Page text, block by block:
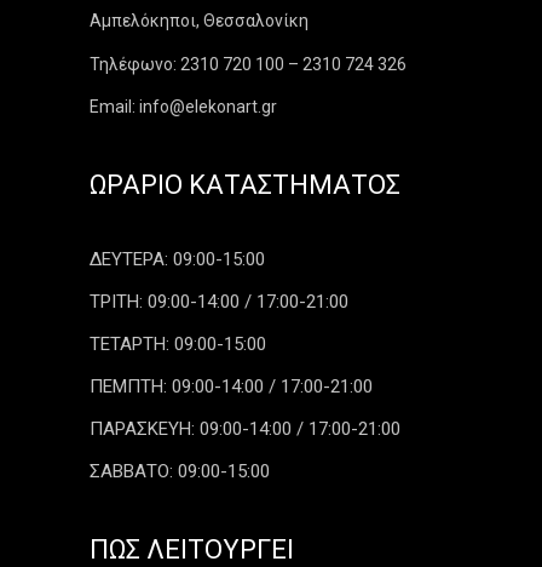
Αμπελόκηποι, Θεσσαλονίκη
Τηλέφωνο: 2310 720 100 – 2310 724 326
Email: info@elekonart.gr
ΩΡΆΡΙΟ ΚΑΤΑΣΤΉΜΑΤΟΣ
ΔΕΥΤΕΡΑ: 09:00-15:00
ΤΡΙΤΗ: 09:00-14:00 / 17:00-21:00
ΤΕΤΑΡΤΗ: 09:00-15:00
ΠΕΜΠΤΗ: 09:00-14:00 / 17:00-21:00
ΠΑΡΑΣΚΕΥΗ: 09:00-14:00 / 17:00-21:00
ΣΑΒΒΑΤΟ: 09:00-15:00
ΠΏΣ ΛΕΙΤΟΥΡΓΕΊ